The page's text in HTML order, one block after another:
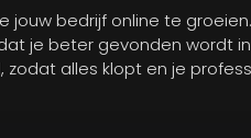
jouw bedrijf online te
je beter gevonden wordt
zodat alles klopt en je